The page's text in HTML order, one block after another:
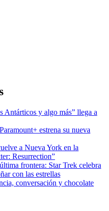
Antárticos y algo más” llega a
estrena su nueva
a Nueva York en la
Resurrection”
frontera: Star Trek celebra
con las estrellas
conversación y chocolate